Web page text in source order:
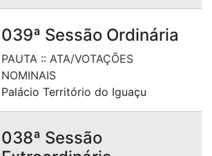
039ª Sessão Ordinária
PAUTA :: ATA/VOTAÇÕES
NOMINAIS
Palácio Território do Iguaçu
038ª Sessão